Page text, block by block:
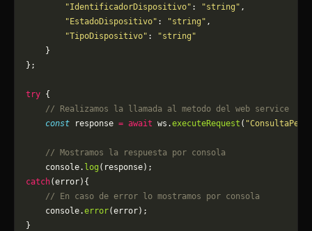
        "IdentificadorDispositivo"
: "string" ,
        "EstadoDispositivo"
: "string" ,
        "TipoDispositivo"
:
"string"
    }
};
try {
    // Realizamos la llamada al metodo del web service
    const
response = await ws.executeRequest (
    // Mostramos la respuesta por consola
    console.
log (response);
catch(error){
    // En caso de error lo mostramos por consola
	console.
error(error);
}